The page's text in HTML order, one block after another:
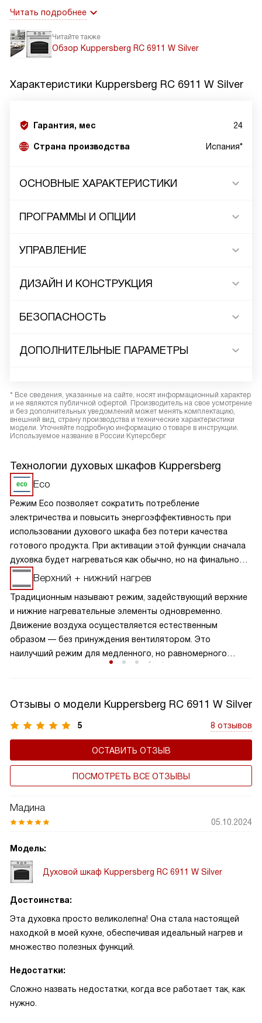
Читать подробнее
Читайте также
Обзор Kuppersberg RC 6911 W Silver
Характеристики Kuppersberg RC 6911 W Silver
Гарантия, мес 24
Страна производства Испания*
ОСНОВНЫЕ ХАРАКТЕРИСТИКИ
ПРОГРАММЫ И ОПЦИИ
УПРАВЛЕНИЕ
ДИЗАЙН И КОНСТРУКЦИЯ
БЕЗОПАСНОСТЬ
ДОПОЛНИТЕЛЬНЫЕ ПАРАМЕТРЫ
* Все сведения, указанные на сайте, носят информационный характер
и не являются публичной офертой. Производитель на свое усмотрение
и без дополнительных уведомлений может менять комплектацию,
внешний вид, страну производства и технические характеристики
модели. Уточняйте подробную информацию о товаре в инструкции.
Используемое название в России Куперсберг
Технологии духовых шкафов Kuppersberg
Eco
Режим Eco позволяет сократить потребление
электричества и повысить энергоэффективность при
использовании духового шкафа без потери качества
готового продукта. При активации этой функции сначала
духовка будет нагреваться как обычно, но на финальной
стадии программы отключится за несколько минут до
окончания приготовления блюда. Метод предполагает
уменьшение затрат энергии за счет использования
остаточного тепла для окончания процесса
приготовления пищи. Режим идеально подходит,
например, для рыбы или жаркого, а также других блюд,
для которых не требуется высокая мощность или
Верхний + нижний нагрев
Традиционным называют режим, задействующий верхние
и нижние нагревательные элементы одновременно.
Движение воздуха осуществляется естественным
образом — без принуждения вентилятором. Это
наилучший режим для медленного, но равномерного
Отзывы о модели Kuppersberg RC 6911 W Silver
5 8 отзывов
ОСТАВИТЬ ОТЗЫВ
ПОСМОТРЕТЬ ВСЕ ОТЗЫВЫ
Мадина
05.10.2024
Модель:
Духовой шкаф Kuppersberg RC 6911 W Silver
Достоинства:
Эта духовка просто великолепна! Она стала настоящей
находкой в моей кухне, обеспечивая идеальный нагрев и
множество полезных функций.
Недостатки:
Сложно назвать недостатки, когда все работает так, как
нужно.